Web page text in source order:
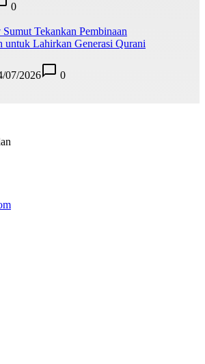
0
Tekankan Pembinaan
untuk Lahirkan Generasi Qurani
07/2026 0